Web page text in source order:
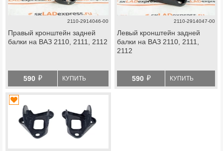
2110-2914046-00
Правый кронштейн задней
балки на ВАЗ 2110, 2111, 2112
590 й КУПИТЬ
2110-2914047-00
Левый кронштейн задней
балки на ВАЗ 2110, 2111,
2112
590 й КУПИТЬ